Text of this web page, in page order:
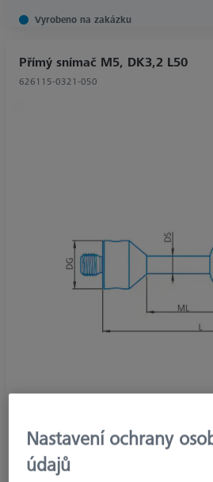
Vyrobeno na zakázku
Přímý snímač M5, DK3,2 L50
626115-0321-050
kulička
Nastavení ochrany
údajů